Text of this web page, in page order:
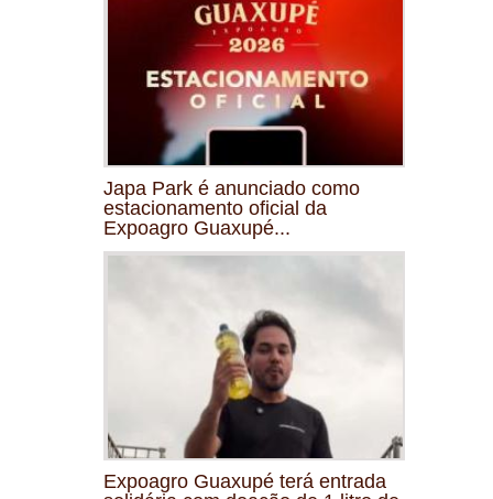
Japa Park é anunciado como
estacionamento oficial da
Expoagro Guaxupé...
Expoagro Guaxupé terá entrada